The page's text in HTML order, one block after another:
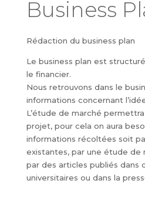
Business
Rédaction du business plan
Le business plan est
le financier.
Nous retrouvons dans le
informations concernant
L’étude de marché
projet, pour cela on aura
informations récoltées soit
existantes, par une étude de
par des articles publiés dans
universitaires ou dans la